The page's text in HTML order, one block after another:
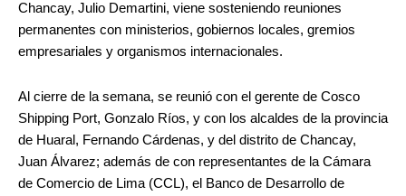
Chancay, Julio Demartini, viene sosteniendo reuniones
permanentes con ministerios, gobiernos locales, gremios
empresariales y organismos internacionales.
Al cierre de la semana, se reunió con el gerente de Cosco
Shipping Port, Gonzalo Ríos, y con los alcaldes de la provincia
de Huaral, Fernando Cárdenas, y del distrito de Chancay,
Juan Álvarez; además de con representantes de la Cámara
de Comercio de Lima (CCL), el Banco de Desarrollo de